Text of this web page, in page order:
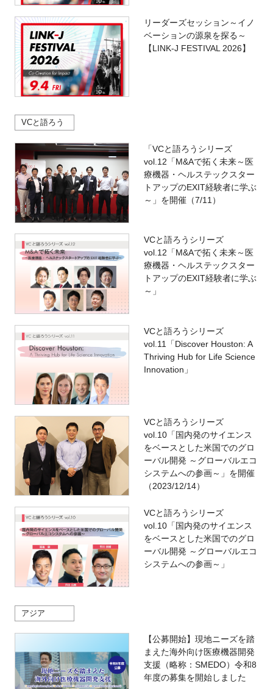
リーダーズセッション～イノ
ベーションの源泉を探る～
【LINK-J FESTIVAL 2026】
VCと語ろう
「VCと語ろうシリーズ
vol.12「M&Aで拓く未来～医
療機器・ヘルステックスター
トアップのEXIT経験者に学ぶ
～」を開催（7/11）
VCと語ろうシリーズ
vol.12「M&Aで拓く未来～医
療機器・ヘルステックスター
トアップのEXIT経験者に学ぶ
～」
VCと語ろうシリーズ
vol.11「Discover Houston: A
Thriving Hub for Life Science
Innovation」
VCと語ろうシリーズ
vol.10「国内発のサイエンス
をベースとした米国でのグロ
ーバル開発 ～グローバルエコ
システムへの参画～」を開催
（2023/12/14）
VCと語ろうシリーズ
vol.10「国内発のサイエンス
をベースとした米国でのグロ
ーバル開発 ～グローバルエコ
システムへの参画～」
アジア
【公募開始】現地ニーズを踏
まえた海外向け医療機器開発
支援（略称：SMEDO）令和8
年度の募集を開始しました